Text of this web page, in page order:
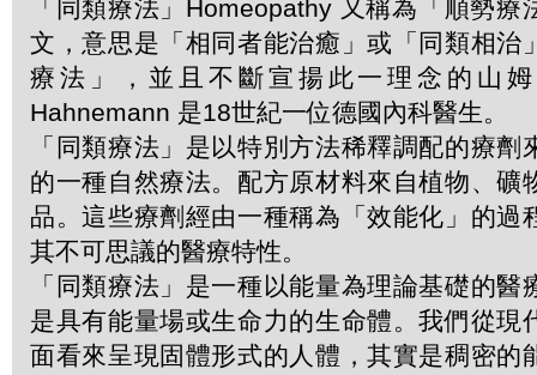
「同類療法」Homeopathy 又稱為「順勢療
文，意思是「相同者能治癒」或「同類相治
療法」，並且不斷宣揚此一理念的山
Hahnemann 是18世紀一位德國內科醫生。
「同類療法」是以特別方法稀釋調配的療劑
的一種自然療法。配方原材料來自植物、礦
品。這些療劑經由一種稱為「效能化」的過
其不可思議的醫療特性。
「同類療法」是一種以能量為理論基礎的醫
是具有能量場或生命力的生命體。我們從現
面看來呈現固體形式的人體，其實是稠密的